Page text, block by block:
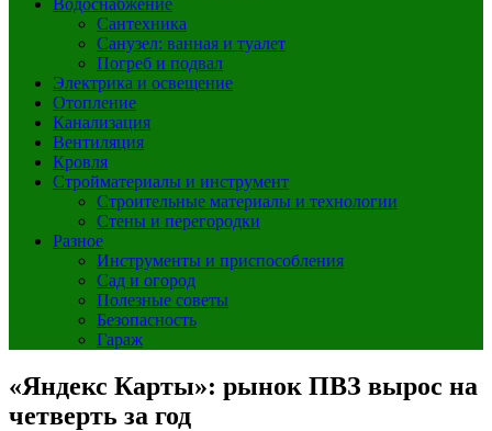
Водоснабжение
Сантехника
Санузел: ванная и туалет
Погреб и подвал
Электрика и освещение
Отопление
Канализация
Вентиляция
Кровля
Стройматериалы и инструмент
Строительные материалы и технологии
Стены и перегородки
Разное
Инструменты и приспособления
Сад и огород
Полезные советы
Безопасность
Гараж
«Яндекс Карты»: рынок ПВЗ вырос на
четверть за год